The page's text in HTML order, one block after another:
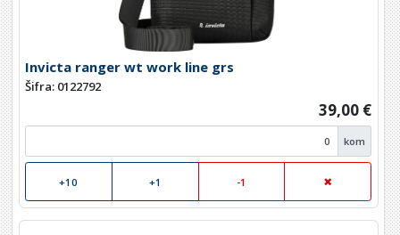
Invicta ranger wt work line grs
Šifra: 0122792
39,00 €
kom
+10 +1 -1